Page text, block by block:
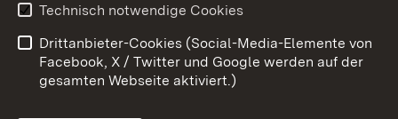
Datenschutz
Barrierefreiheit
Impressum
Cookies
Technisch notwendige Cookies
Drittanbieter-Cookies (Social-Media-Elemente von
Facebook, X / Twitter und Google werden auf der
gesamten Webseite aktiviert.)